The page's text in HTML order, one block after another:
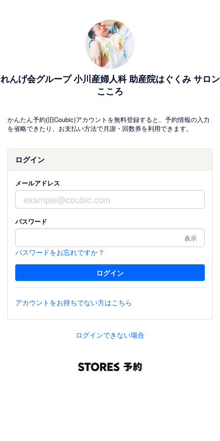
れんげ会グループ 小川産婦人科 助産院はぐくみ サロン
こころ
かんたん予約(旧Coubic)アカウントを無料登録すると、予約情報の入力
を省略できたり、お支払い方法で月謝・回数券を利用できます。
ログイン
メールアドレス
パスワード
表示
パスワードをお忘れですか？
アカウントをお持ちでない方はこちら
ログインできない場合